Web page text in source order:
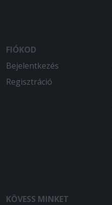
FIÓKOD
Bejelentkezés
Regisztráció
KÖVESS MINKET